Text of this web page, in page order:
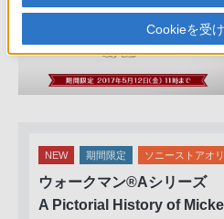
NEW 期間限定 ソニーストアオ
ウォークマン®Aシリーズ
A Pictorial History of
Cookieを受